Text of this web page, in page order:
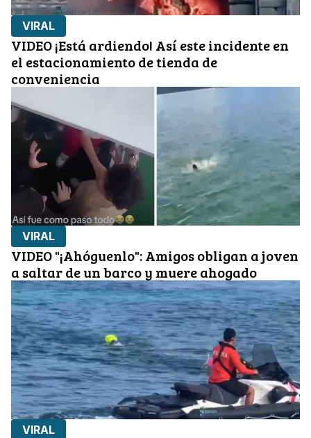
VIRAL
VIDEO ¡Está ardiendo! Así este incidente en
el estacionamiento de tienda de
conveniencia
VIRAL
VIDEO "¡Ahóguenlo": Amigos obligan a joven
a saltar de un barco y muere ahogado
VIRAL